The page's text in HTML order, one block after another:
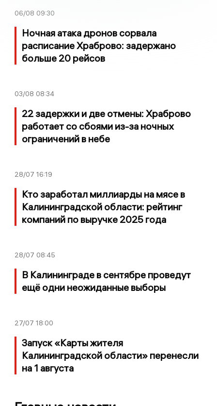
06/08 09:30
Ночная атака дронов сорвала
расписание Храброво: задержано
больше 20 рейсов
03/08 08:34
22 задержки и две отмены: Храброво
работает со сбоями из-за ночных
ограничений в небе
28/07 16:19
Кто заработал миллиарды на мясе в
Калининградской области: рейтинг
компаний по выручке 2025 года
28/07 08:45
В Калининграде в сентябре проведут
ещё одни неожиданные выборы
27/07 18:00
Запуск «Карты жителя
Калининградской области» перенесли
на 1 августа